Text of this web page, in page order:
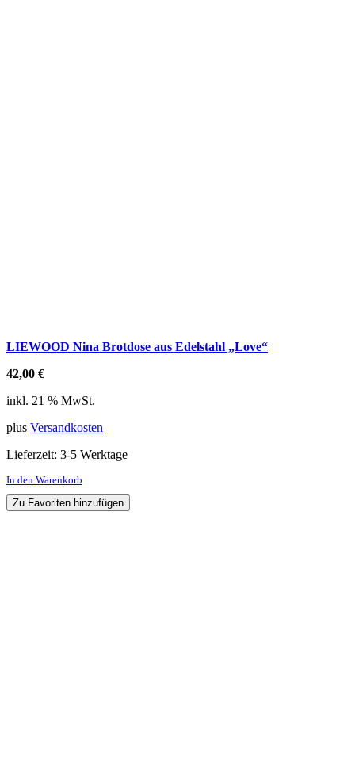
LIEWOOD Nina Brotdose aus Edelstahl „Love“
42,00 €
inkl. 21 % MwSt.
plus Versandkosten
Lieferzeit: 3-5 Werktage
In den Warenkorb
Zu Favoriten hinzufügen